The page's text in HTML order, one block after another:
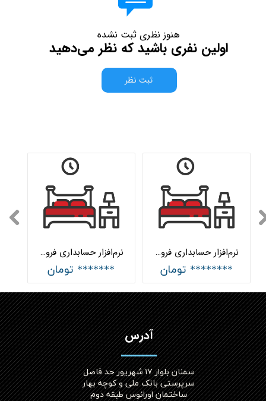
هنوز نظری ثبت نشده
اولین نفری باشید که نظر می‌دهید
ثبت نظر
نرم‌افزار حسابداری فروشندگان کالای خواب ساده هلو APEX
******* تومان
نرم‌افزار حسابداری فروشندگان کالای خواب جامع هلو APEX
******** تومان
آدرس
سمنان بلوار ۱۷ شهریور حد فاصل
سرپرستی بانک ملی و کوچه بهار
ساختمان اورانوس طبقه دوم